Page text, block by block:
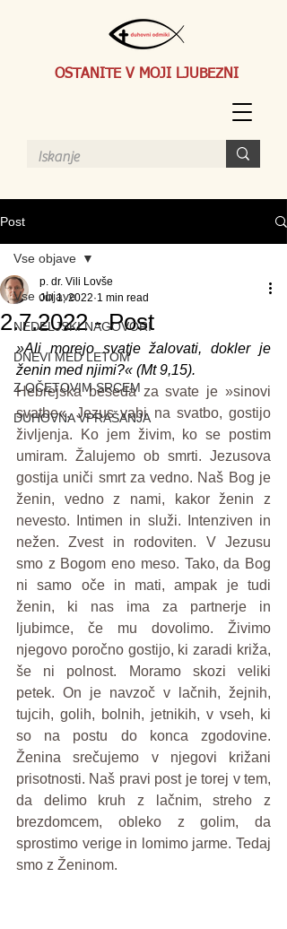
OSTANITE V MOJI LJUBEZNI
Post
Vse objave
NEDELJSKI NAGOVORI
DNEVI MED LETOM
Z OČETOVIM SRCEM
DUHOVNA VPRAŠANJA
Vse objave
2.7.2022 - Post
p. dr. Vili Lovše
Jul 1, 2022 1 min read
»Ali morejo svatje žalovati, dokler je
ženin med njimi?« (Mt 9,15).
Hebrejska beseda za svate je »sinovi
svatbe«. Jezus vabi na svatbo, gostijo
življenja. Ko jem živim, ko se postim
umiram. Žalujemo ob smrti. Jezusova
gostija uniči smrt za vedno. Naš Bog je
ženin, vedno z nami, kakor ženin z
nevesto. Intimen in služi. Intenziven in
nežen. Zvest in rodoviten. V Jezusu
smo z Bogom eno meso. Tako, da Bog
ni samo oče in mati, ampak je tudi
ženin, ki nas ima za partnerje in
ljubimce, če mu dovolimo. Živimo
njegovo poročno gostijo, ki zaradi križa,
še ni polnost. Moramo skozi veliki
petek. On je navzoč v lačnih, žejnih,
tujcih, golih, bolnih, jetnikih, v vseh, ki
so na postu do konca zgodovine.
Ženina srečujemo v njegovi križani
prisotnosti. Naš pravi post je torej v tem,
da delimo kruh z lačnim, streho z
brezdomcem, obleko z golim, da
sprostimo verige in lomimo jarme. Tedaj
smo z Ženinom.